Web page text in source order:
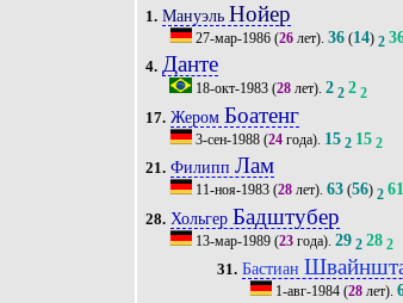
1. Мануэль Нойер
27-мар-1986 (26 лет).36 (14) 2
4. Данте
18-окт-1983 (28 лет).2 2 2 2
17. Жером Боатенг
3-сен-1988 (24 года). 15 2 15 2
21. ФилиппЛам
11-ноя-1983 (28 лет).63 (56) 2 61
28. Хольгер Бадштубер
13-мар-1989 (23 года).29 2 28 2
31. Бастиан
1-авг-1984(28лет).